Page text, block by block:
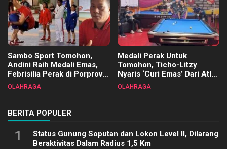
Sambo Sport Tomohon,
Andini Raih Medali Emas,
Febrisilia Perak di Porprov
Sulut 2025
OLAHRAGA
Medali Perak Untuk
Tomohon, Ticho-Litzy
Nyaris ‘Curi Emas’ Dari Atlet
Biliar PON di Porprov Sulut
OLAHRAGA
BERITA POPULER
1
Status Gunung Soputan dan Lokon Level II, Dilarang
Beraktivitas Dalam Radius 1,5 Km